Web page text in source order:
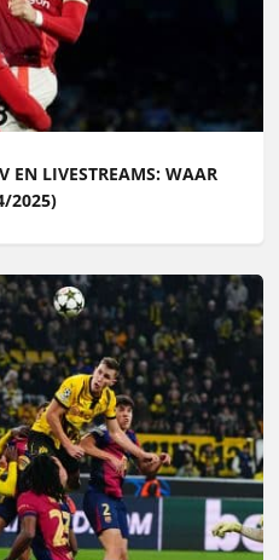
EN LIVESTREAMS: WAAR
2025)